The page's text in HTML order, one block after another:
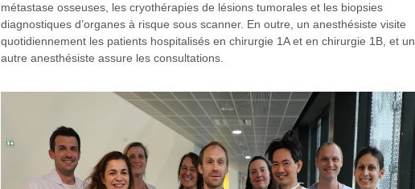
métastase osseuses, les cryothérapies de lésions tumorales et les biopsies
diagnostiques d’organes à risque sous scanner. En outre, un anesthésiste visite
quotidiennement les patients hospitalisés en chirurgie 1A et en chirurgie 1B, et un
autre anesthésiste assure les consultations.